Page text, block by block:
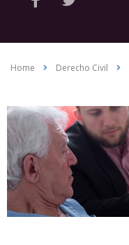
Home Derecho Civil